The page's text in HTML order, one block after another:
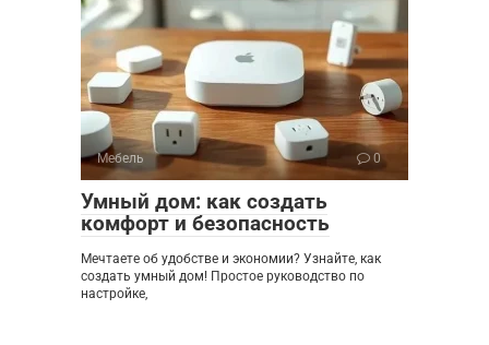
Мебель 0
Умный дом: как создать
комфорт и безопасность
Мечтаете об удобстве и экономии? Узнайте, как
создать умный дом! Простое руководство по
настройке,